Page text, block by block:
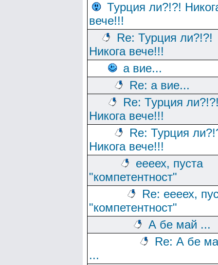
Турция ли?!?!
вече!!!
Re: Турция ли?!?!
Никога вече!!!
а вие...
Re: а вие...
Re: Турция
Никога вече!!!
Re: Турция
Никога вече!!!
еееех, пуста
"компетентност"
Re: еееех,
"компетентност"
А бе май ...
Re: А бе
...